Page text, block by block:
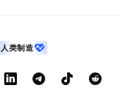
人类制造